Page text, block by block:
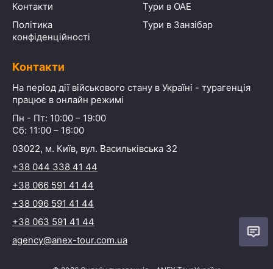
Контакти
Політика
конфіденційності
Тури в ОАЕ
Тури в Занзібар
Контакти
На період дії військового стану в Україні - турагенція
працює в онлайн режимі
Пн - Пт: 10:00 – 19:00
Сб: 11:00 – 16:00
03022, м. Київ, вул. Васильківська 32
+38 044 338 41 44
+38 066 591 41 44
+38 096 591 41 44
+38 063 591 41 44
agency@anex-tour.com.ua